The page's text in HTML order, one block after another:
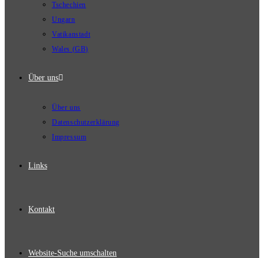
Tschechien
Ungarn
Vatikanstadt
Wales (GB)
Über uns
Über uns
Datenschutzerklärung
Impressum
Links
Kontakt
Website-Suche umschalten